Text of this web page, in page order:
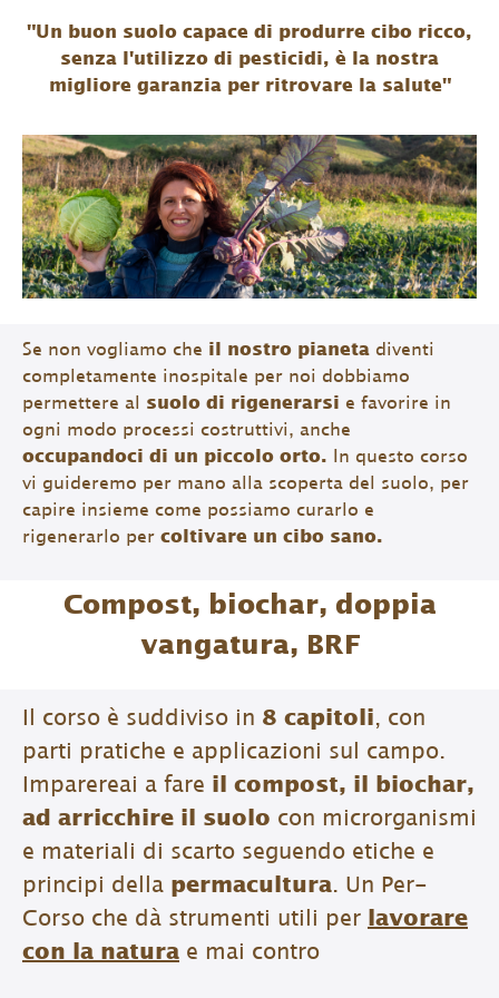
"Un buon suolo capace di produrre cibo ricco,
senza l'utilizzo di pesticidi, è la nostra
migliore garanzia per ritrovare la salute"
Se non vogliamo che il nostro pianeta diventi
completamente inospitale per noi dobbiamo
permettere al suolo di rigenerarsi e favorire in
ogni modo processi costruttivi, anche
occupandoci di un piccolo orto. In questo corso
vi guideremo per mano alla scoperta del suolo, per
capire insieme come possiamo curarlo e
rigenerarlo per coltivare un cibo sano.
Compost, biochar, doppia
vangatura, BRF
Il corso è suddiviso in 8 capitoli, con
parti pratiche e applicazioni sul campo.
Imparereai a fare il compost, il biochar,
ad arricchire il suolo con microrganismi
e materiali di scarto seguendo etiche e
principi della permacultura. Un Per-
Corso che dà strumenti utili per
lavorare
con la natura e mai contro